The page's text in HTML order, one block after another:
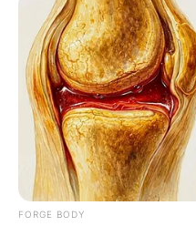
BRAINBERRIES
FORGE BODY